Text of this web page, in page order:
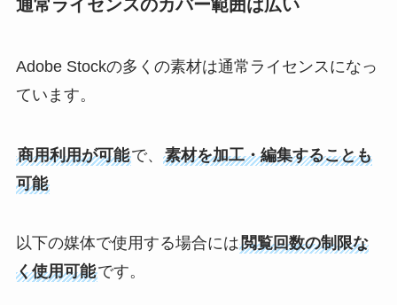
通常ライセンスのカバー範囲は広い
Adobe Stockの多くの素材は通常ライセンスになっ
ています。
商用利用が可能で、 素材を加工・編集することも
可能
以下の媒体で使用する場合には閲覧回数の制限な
く使用可能です。